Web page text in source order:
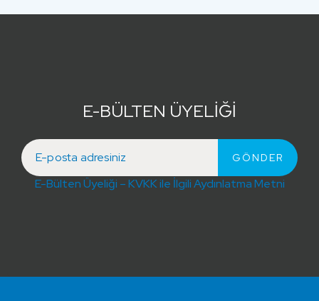
E-BÜLTEN ÜYELİĞİ
E-Bülten Üyeliği – KVKK ile İlgili Aydınlatma Metni